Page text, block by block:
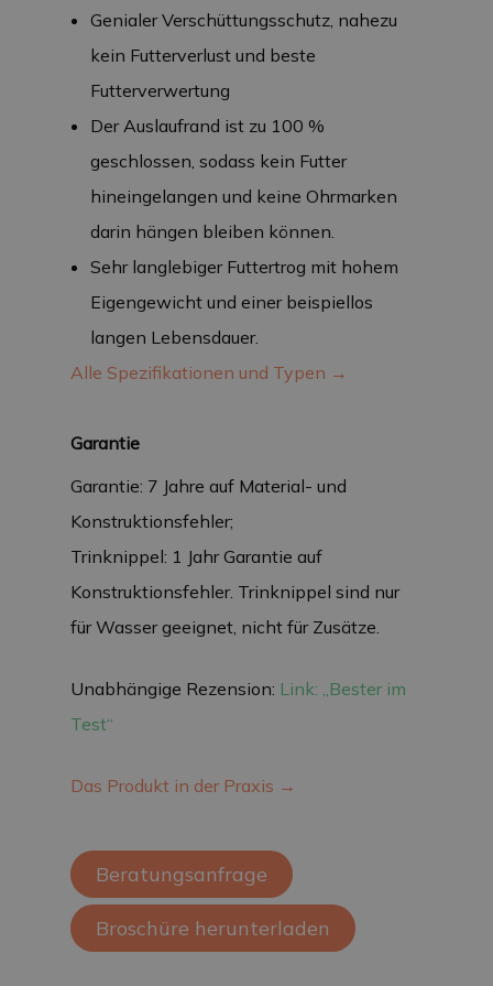
Genialer Verschüttungsschutz, nahezu
kein Futterverlust und beste
Futterverwertung
Der Auslaufrand ist zu 100 %
geschlossen, sodass kein Futter
hineingelangen und keine Ohrmarken
darin hängen bleiben können.
Sehr langlebiger Futtertrog mit hohem
Eigengewicht und einer beispiellos
langen Lebensdauer.
Alle Spezifikationen und Typen →
Garantie
Garantie: 7 Jahre auf Material- und
Konstruktionsfehler;
Trinknippel: 1 Jahr Garantie auf
Konstruktionsfehler. Trinknippel sind nur
für Wasser geeignet, nicht für Zusätze.
Unabhängige Rezension: Link: „Bester im
Test“
Das Produkt in der Praxis →
Beratungsanfrage
Broschüre herunterladen